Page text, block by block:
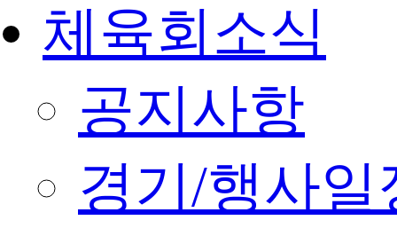
체육회소식
공지사항
경기/행사일